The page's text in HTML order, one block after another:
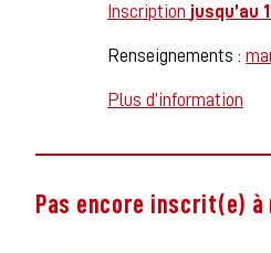
Inscription jusqu’au
Renseignements :
Plus d’information
Pas encore inscrit(e)